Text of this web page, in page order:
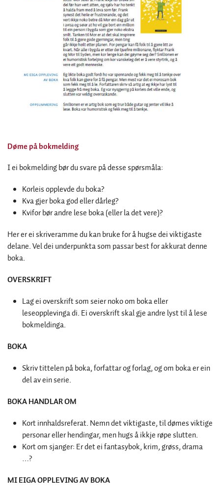
Døme på bokmelding
I ei bokmelding bør du svare på desse spørsmåla:
Korleis opplevde du boka?
Kva gjer boka god eller dårleg?
Kvifor bør andre lese boka (eller la det vere)?
Her er ei skriveramme du kan bruke for å hugse dei viktigaste
delane. Vel dei underpunkta som passar best for akkurat denne
boka.
OVERSKRIFT
Lag ei overskrift som seier noko om boka eller
leseopplevinga di. Ei overskrift skal gje andre lyst til å lese
bokmeldinga.
BOKA
Skriv tittelen på boka, forfattar og forlag, og om boka er ein
del av ein serie.
BOKA HANDLAR OM
Kort innhaldsreferat. Nemn det viktigaste, til dømes viktige
personar eller hendingar, men hugs å ikkje røpe slutten.
Kort om sjanger: Er det ei fantasybok, krim, grøss, drama
…?
MI EIGA OPPLEVING AV BOKA